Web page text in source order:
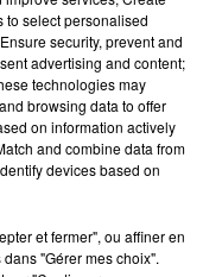
vient de naître.
ligne de synthé,
mémorable.
c'est une trahison
se souvient :
qu'on se
chanson dans un
to select personalised
security, prevent and
advertising and content;
technologies may
browsing data to offer
on information actively
and combine data from
devices based on
et fermer", ou affiner en
"Gérer mes choix".